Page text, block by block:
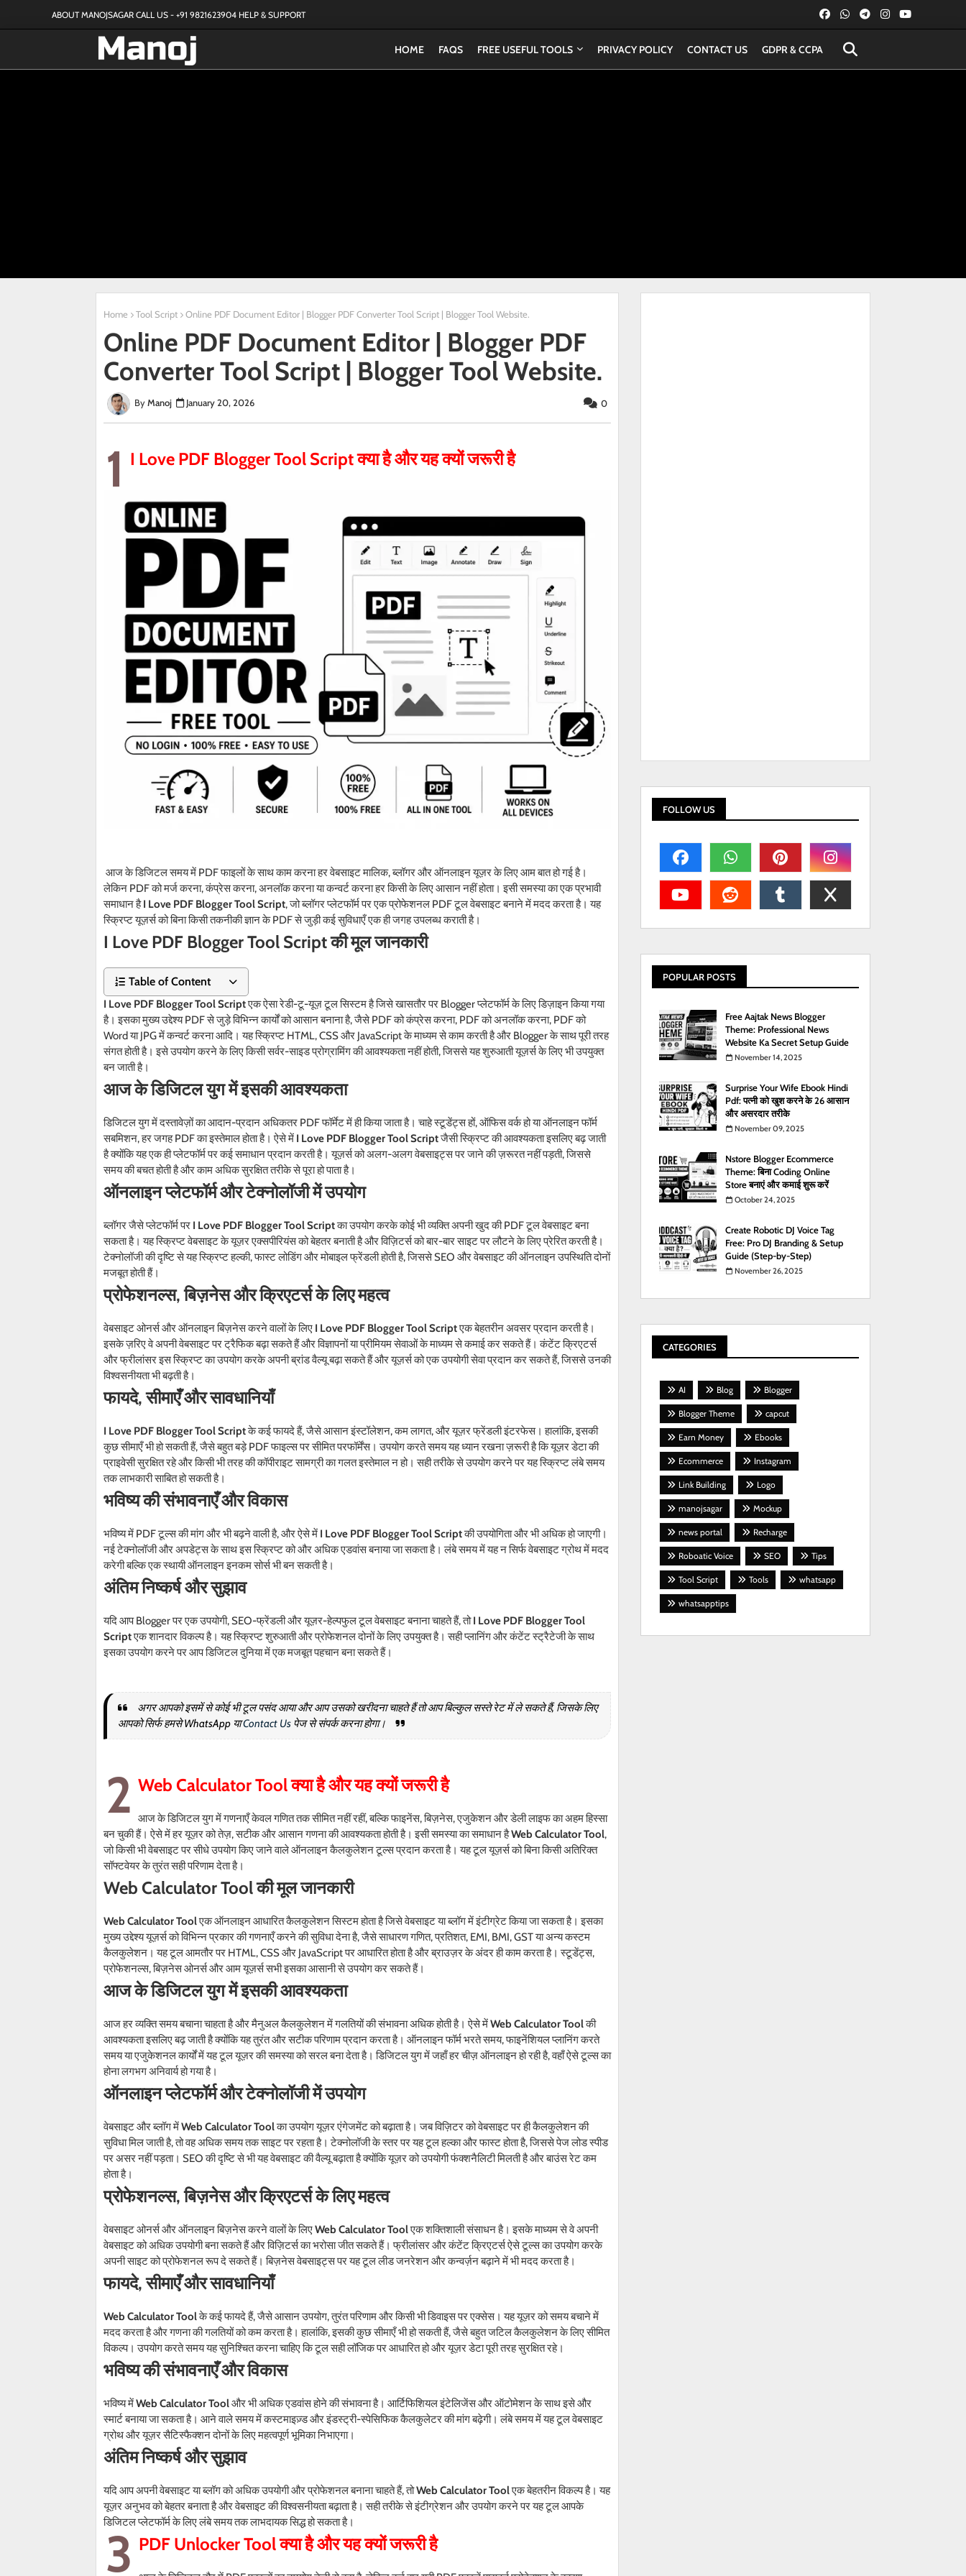
ABOUT MANOJSAGAR CALL US - +91 9821623904 HELP & SUPPORT
HOME FAQS FREE USEFUL TOOLS PRIVACY POLICY CONTACT US GDPR & CCPA
Home Tool Script Online PDF Document Editor | Blogger PDF Converter Tool Script | Blogger Tool Website.
Online PDF Document Editor | Blogger PDF
Converter Tool Script | Blogger Tool Website.
Manoj January 20, 2026 0
1 I Love PDF Blogger Tool Scriptक्या है और यह क्यों जरूरी है
आज के डिजिटल समय में PDF फाइलों के साथ काम करना हर वेबसाइट मालिक, ब्लॉगर और ऑनलाइन यूज़र के लिए आम बात हो गई है।
लेकिन PDF को मर्ज करना, कंप्रेस करना, अनलॉक करना या कन्वर्ट करना हर किसी के लिए आसान नहीं होता। इसी समस्या का एक प्रभावी
समाधान हैI Love PDF Blogger Tool Script, जो ब्लॉगर प्लेटफॉर्म पर एक प्रोफेशनल PDF टूल वेबसाइट बनाने में मदद करता है। यह
स्क्रिप्ट यूज़र्स को बिना किसी तकनीकी ज्ञान के PDF से जुड़ी कई सुविधाएँ एक ही जगह उपलब्ध कराती है।
I Love PDF Blogger Tool Scriptकी मूल जानकारी
Table of Content
I Love PDF Blogger Tool Scriptएक ऐसा रेडी-टू-यूज़ टूल सिस्टम है जिसे खासतौर पर Blogger प्लेटफॉर्म के लिए डिज़ाइन किया गया
है। इसका मुख्य उद्देश्य PDF से जुड़े विभिन्न कार्यों को आसान बनाना है, जैसे PDF को कंप्रेस करना, PDF को अनलॉक करना, PDF को
Word या JPG में कन्वर्ट करना आदि। यह स्क्रिप्ट HTML, CSS और JavaScript के माध्यम से काम करती है और Blogger के साथ पूरी तरह
संगत होती है। इसे उपयोग करने के लिए किसी सर्वर-साइड प्रोग्रामिंग की आवश्यकता नहीं होती, जिससे यह शुरुआती यूज़र्स के लिए भी उपयुक्त
बन जाती है।
आज के डिजिटल युग में इसकी आवश्यकता
डिजिटल युग में दस्तावेज़ों का आदान-प्रदान अधिकतर PDF फॉर्मेट में ही किया जाता है। चाहे स्टूडेंट्स हों, ऑफिस वर्क हो या ऑनलाइन फॉर्म
सबमिशन, हर जगह PDF का इस्तेमाल होता है। ऐसे में I Love PDF Blogger Tool Scriptजैसी स्क्रिप्ट की आवश्यकता इसलिए बढ़ जाती
है क्योंकि यह एक ही प्लेटफॉर्म पर कई समाधान प्रदान करती है। यूज़र्स को अलग-अलग वेबसाइट्स पर जाने की ज़रूरत नहीं पड़ती, जिससे
समय की बचत होती है और काम अधिक सुरक्षित तरीके से पूरा हो पाता है।
ऑनलाइन प्लेटफॉर्म और टेक्नोलॉजी में उपयोग
ब्लॉगर जैसे प्लेटफॉर्म पर I Love PDF Blogger Tool Scriptका उपयोग करके कोई भी व्यक्ति अपनी खुद की PDF टूल वेबसाइट बना
सकता है। यह स्क्रिप्ट वेबसाइट के यूज़र एक्सपीरियंस को बेहतर बनाती है और विज़िटर्स को बार-बार साइट पर लौटने के लिए प्रेरित करती है।
टेक्नोलॉजी की दृष्टि से यह स्क्रिप्ट हल्की, फास्ट लोडिंग और मोबाइल फ्रेंडली होती है, जिससे SEO और वेबसाइट की ऑनलाइन उपस्थिति दोनों
मजबूत होती हैं।
प्रोफेशनल्स, बिज़नेस और क्रिएटर्स के लिए महत्व
वेबसाइट ओनर्स और ऑनलाइन बिज़नेस करने वालों के लिए I Love PDF Blogger Tool Scriptएक बेहतरीन अवसर प्रदान करती है।
इसके ज़रिए वे अपनी वेबसाइट पर ट्रैफिक बढ़ा सकते हैं और विज्ञापनों या प्रीमियम सेवाओं के माध्यम से कमाई कर सकते हैं। कंटेंट क्रिएटर्स
और फ्रीलांसर इस स्क्रिप्ट का उपयोग करके अपनी ब्रांड वैल्यू बढ़ा सकते हैं और यूज़र्स को एक उपयोगी सेवा प्रदान कर सकते हैं, जिससे उनकी
विश्वसनीयता भी बढ़ती है।
फायदे, सीमाएँ और सावधानियाँ
I Love PDF Blogger Tool Scriptके कई फायदे हैं, जैसे आसान इंस्टॉलेशन, कम लागत, और यूज़र फ्रेंडली इंटरफेस। हालांकि, इसकी
कुछ सीमाएँ भी हो सकती हैं, जैसे बहुत बड़े PDF फाइल्स पर सीमित परफॉर्मेंस। उपयोग करते समय यह ध्यान रखना ज़रूरी है कि यूज़र डेटा की
प्राइवेसी सुरक्षित रहे और किसी भी तरह की कॉपीराइट सामग्री का गलत इस्तेमाल न हो। सही तरीके से उपयोग करने पर यह स्क्रिप्ट लंबे समय
तक लाभकारी साबित हो सकती है।
भविष्य की संभावनाएँ और विकास
भविष्य में PDF टूल्स की मांग और भी बढ़ने वाली है, और ऐसे में I Love PDF Blogger Tool Scriptकी उपयोगिता और भी अधिक हो जाएगी।
नई टेक्नोलॉजी और अपडेट्स के साथ इस स्क्रिप्ट को और अधिक एडवांस बनाया जा सकता है। लंबे समय में यह न सिर्फ वेबसाइट ग्रोथ में मदद
करेगी बल्कि एक स्थायी ऑनलाइन इनकम सोर्स भी बन सकती है।
अंतिम निष्कर्ष और सुझाव
यदि आप Blogger पर एक उपयोगी, SEO-फ्रेंडली और यूज़र-हेल्पफुल टूल वेबसाइट बनाना चाहते हैं, तोI Love PDF Blogger Tool
Scriptएक शानदार विकल्प है। यह स्क्रिप्ट शुरुआती और प्रोफेशनल दोनों के लिए उपयुक्त है। सही प्लानिंग और कंटेंट स्ट्रैटेजी के साथ
इसका उपयोग करने पर आप डिजिटल दुनिया में एक मजबूत पहचान बना सकते हैं।
अगर आपको इसमें से कोई भी टूल पसंद आया और आप उसको खरीदना चाहते हैं तो आप बिल्कुल सस्ते रेट में ले सकते हैं, जिसके लिए
आपको सिर्फ हमसे WhatsApp याContact Us पेज से संपर्क करना होगा।
2 Web Calculator Toolक्या है और यह क्यों जरूरी है
आज के डिजिटल युग में गणनाएँ केवल गणित तक सीमित नहीं रहीं, बल्कि फाइनेंस, बिज़नेस, एजुकेशन और डेली लाइफ का अहम हिस्सा
बन चुकी हैं। ऐसे में हर यूज़र को तेज़, सटीक और आसान गणना की आवश्यकता होती है। इसी समस्या का समाधान हैWeb Calculator Tool,
जो किसी भी वेबसाइट पर सीधे उपयोग किए जाने वाले ऑनलाइन कैलकुलेशन टूल्स प्रदान करता है। यह टूल यूज़र्स को बिना किसी अतिरिक्त
सॉफ्टवेयर के तुरंत सही परिणाम देता है।
Web Calculator Toolकी मूल जानकारी
Web Calculator Toolएक ऑनलाइन आधारित कैलकुलेशन सिस्टम होता है जिसे वेबसाइट या ब्लॉग में इंटीग्रेट किया जा सकता है। इसका
मुख्य उद्देश्य यूज़र्स को विभिन्न प्रकार की गणनाएँ करने की सुविधा देना है, जैसे साधारण गणित, प्रतिशत, EMI, BMI, GST या अन्य कस्टम
कैलकुलेशन। यह टूल आमतौर पर HTML, CSS और JavaScript पर आधारित होता है और ब्राउज़र के अंदर ही काम करता है। स्टूडेंट्स,
प्रोफेशनल्स, बिज़नेस ओनर्स और आम यूज़र्स सभी इसका आसानी से उपयोग कर सकते हैं।
आज के डिजिटल युग में इसकी आवश्यकता
आज हर व्यक्ति समय बचाना चाहता है और मैनुअल कैलकुलेशन में गलतियों की संभावना अधिक होती है। ऐसे मेंWeb Calculator Toolकी
आवश्यकता इसलिए बढ़ जाती है क्योंकि यह तुरंत और सटीक परिणाम प्रदान करता है। ऑनलाइन फॉर्म भरते समय, फाइनेंशियल प्लानिंग करते
समय या एजुकेशनल कार्यों में यह टूल यूज़र की समस्या को सरल बना देता है। डिजिटल युग में जहाँ हर चीज़ ऑनलाइन हो रही है, वहाँ ऐसे टूल्स का
होना लगभग अनिवार्य हो गया है।
ऑनलाइन प्लेटफॉर्म और टेक्नोलॉजी में उपयोग
वेबसाइट और ब्लॉग मेंWeb Calculator Toolका उपयोग यूज़र एंगेजमेंट को बढ़ाता है। जब विज़िटर को वेबसाइट पर ही कैलकुलेशन की
सुविधा मिल जाती है, तो वह अधिक समय तक साइट पर रहता है। टेक्नोलॉजी के स्तर पर यह टूल हल्का और फास्ट होता है, जिससे पेज लोड स्पीड
पर असर नहीं पड़ता। SEO की दृष्टि से भी यह वेबसाइट की वैल्यू बढ़ाता है क्योंकि यूज़र को उपयोगी फंक्शनैलिटी मिलती है और बाउंस रेट कम
होता है।
प्रोफेशनल्स, बिज़नेस और क्रिएटर्स के लिए महत्व
वेबसाइट ओनर्स और ऑनलाइन बिज़नेस करने वालों के लिएWeb Calculator Toolएक शक्तिशाली संसाधन है। इसके माध्यम से वे अपनी
वेबसाइट को अधिक उपयोगी बना सकते हैं और विज़िटर्स का भरोसा जीत सकते हैं। फ्रीलांसर और कंटेंट क्रिएटर्स ऐसे टूल्स का उपयोग करके
अपनी साइट को प्रोफेशनल रूप दे सकते हैं। बिज़नेस वेबसाइट्स पर यह टूल लीड जनरेशन और कन्वर्ज़न बढ़ाने में भी मदद करता है।
फायदे, सीमाएँ और सावधानियाँ
Web Calculator Toolके कई फायदे हैं, जैसे आसान उपयोग, तुरंत परिणाम और किसी भी डिवाइस पर एक्सेस। यह यूज़र को समय बचाने में
मदद करता है और गणना की गलतियों को कम करता है। हालांकि, इसकी कुछ सीमाएँ भी हो सकती हैं, जैसे बहुत जटिल कैलकुलेशन के लिए सीमित
विकल्प। उपयोग करते समय यह सुनिश्चित करना चाहिए कि टूल सही लॉजिक पर आधारित हो और यूज़र डेटा पूरी तरह सुरक्षित रहे।
भविष्य की संभावनाएँ और विकास
भविष्य मेंWeb Calculator Toolऔर भी अधिक एडवांस होने की संभावना है। आर्टिफिशियल इंटेलिजेंस और ऑटोमेशन के साथ इसे और
स्मार्ट बनाया जा सकता है। आने वाले समय में कस्टमाइज़्ड और इंडस्ट्री-स्पेसिफिक कैलकुलेटर की मांग बढ़ेगी। लंबे समय में यह टूल वेबसाइट
ग्रोथ और यूज़र सैटिस्फैक्शन दोनों के लिए महत्वपूर्ण भूमिका निभाएगा।
अंतिम निष्कर्ष और सुझाव
यदि आप अपनी वेबसाइट या ब्लॉग को अधिक उपयोगी और प्रोफेशनल बनाना चाहते हैं, तोWeb Calculator Toolएक बेहतरीन विकल्प है। यह
यूज़र अनुभव को बेहतर बनाता है और वेबसाइट की विश्वसनीयता बढ़ाता है। सही तरीके से इंटीग्रेशन और उपयोग करने पर यह टूल आपके
डिजिटल प्लेटफॉर्म के लिए लंबे समय तक लाभदायक सिद्ध हो सकता है।
3 PDF Unlocker Toolक्या है और यह क्यों जरूरी है
FOLLOW US
POPULAR POSTS
Free Aajtak News Blogger
Theme: Professional News
Website Ka Secret Setup Guide
November 14, 2025
Surprise Your Wife Ebook Hindi
Pdf: पत्नी को खुश करने के 26 आसान
और असरदार तरीके
November 09, 2025
Nstore Blogger Ecommerce
Theme: बिना Coding Online
Store बनाएं और कमाई शुरू करें
October 24, 2025
Create Robotic DJ Voice Tag
Free: Pro DJ Branding & Setup
Guide (Step-by-Step)
November 26, 2025
CATEGORIES
AI Blog Blogger
Blogger Theme capcut
Earn Money Ebooks
Ecommerce Instagram
Link Building Logo
manojsagar Mockup
news portal Recharge
Roboatic Voice SEO Tips
Tool Script Tools whatsapp
whatsapptips